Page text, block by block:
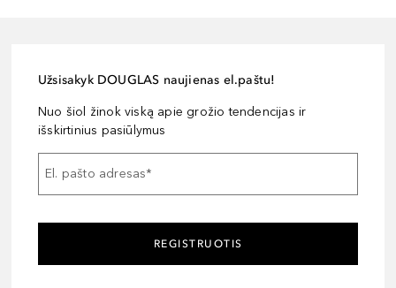
Užsisakyk DOUGLAS naujienas el.paštu!
Nuo šiol žinok viską apie grožio tendencijas ir
išskirtinius pasiūlymus
El. pašto adresas*
REGISTRUOTIS